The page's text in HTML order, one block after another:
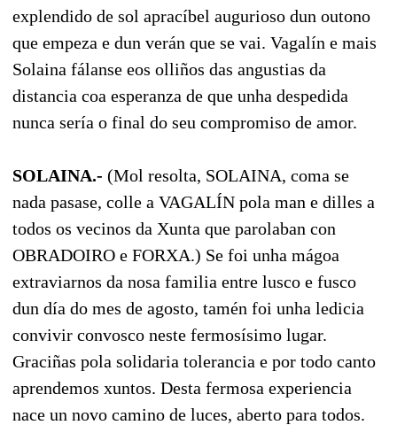
explendido de sol apracíbel augurioso dun outono
que empeza e dun verán que se vai. Vagalín e mais
Solaina fálanse eos olliños das angustias da
distancia coa esperanza de que unha despedida
nunca sería o final do seu compromiso de amor.
SOLAINA.- (Mol resolta, SOLAINA, coma se
nada pasase, colle a VAGALÍN pola man e dilles a
todos os vecinos da Xunta que parolaban con
OBRADOIRO e FORXA.) Se foi unha mágoa
extraviarnos da nosa familia entre lusco e fusco
dun día do mes de agosto, tamén foi unha ledicia
convivir convosco neste fermosísimo lugar.
Graciñas pola solidaria tolerancia e por todo canto
aprendemos xuntos. Desta fermosa experiencia
nace un novo camino de luces, aberto para todos.